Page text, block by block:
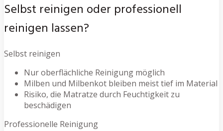
Selbst reinigen oder professionell
reinigen lassen?
Selbst reinigen
Nur oberflächliche Reinigung möglich
Milben und Milbenkot bleiben meist tief im Material
Risiko, die Matratze durch Feuchtigkeit zu
beschädigen
Professionelle Reinigung